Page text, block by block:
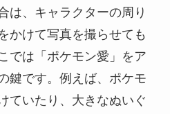
は、キャラクターの周り
かけて写真を撮らせても
では「ポケモン愛」をア
鍵です。例えば、ポケモ
ていたり、大きなぬいぐ